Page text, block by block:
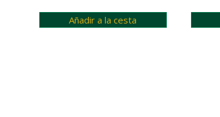
Añadir a la cesta